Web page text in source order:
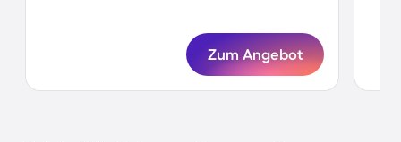
Zum Angebot